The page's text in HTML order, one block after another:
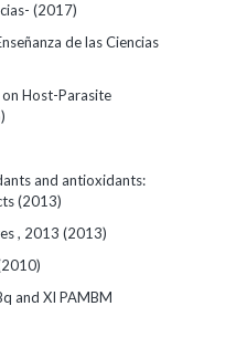
(2017)
de las Ciencias
Host-Parasite
and antioxidants:
(2013)
, 2013 (2013)
and XI PAMBM